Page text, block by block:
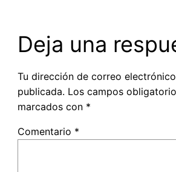
Deja una
Tu dirección de correo
publicada. Los campos
marcados con *
Comentario *